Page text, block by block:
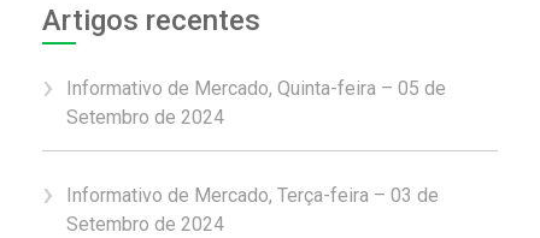
Artigos recentes
Informativo de Mercado, Quinta-feira – 05 de
Setembro de 2024
Informativo de Mercado, Terça-feira – 03 de
Setembro de 2024